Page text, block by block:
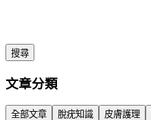
搜尋
文章分類
全部文章 脫疣知識 皮膚護理